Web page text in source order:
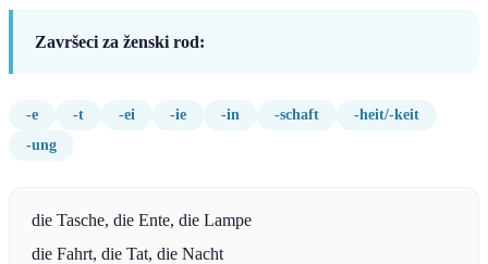
Završeci za ženski rod:
-e -t -ei -ie -in -schaft
-heit/-keit
-ung
die Tasche, die Ente, die Lampe
die Fahrt, die Tat, die Nacht